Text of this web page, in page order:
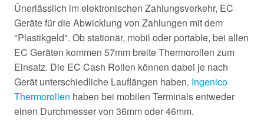
Ünerlässlich im elektronischen Zahlungsverkehr, EC
Geräte für die Abwicklung von Zahlungen mit dem
"Plastikgeld". Ob stationär, mobil oder portable, bei allen
EC Geräten kommen 57mm breite Thermorollen zum
Einsatz. Die EC Cash Rollen können dabei je nach
Gerät unterschiedliche Lauflängen haben. Ingenico
Thermorollen haben bei mobilen Terminals entweder
einen Durchmesser von 36mm oder 46mm.